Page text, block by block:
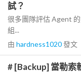
試？
很多團隊評估 Agent
組...
由 hardness1020發文
# [Backup] 當勒索